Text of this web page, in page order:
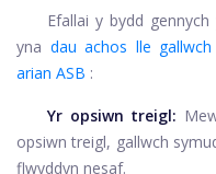
Efallai y bydd
yna dau achos lle
arian ASB :
Yr opsiwn treigl:
opsiwn treigl, gallwch
flwyddyn nesaf.